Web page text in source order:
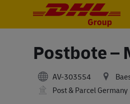
Postbote
AV-303554
Post & Parcel Germany